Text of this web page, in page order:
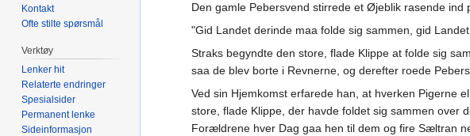
Den gamle Pebersvend stirrede et Øjeblik rasende
"Gid Landet derinde maa folde sig sammen, gid
Straks begyndte den store, flade Klippe at folde sig
saa de blev borte i Revnerne, og derefter roede
Ved sin Hjemkomst erfarede han, at hverken Pigerne
store, flade Klippe, der havde foldet sig sammen over
Forældrene hver Dag gaa hen til dem og fire Sæltran
Kontakt
Ofte stilte spørsmål
Verktøy
Lenker hit
Relaterte endringer
Spesialsider
Permanent lenke
Sideinformasjon